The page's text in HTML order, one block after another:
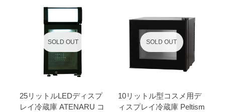
SOLD OUT
25リットルLEDディスプ
レイ冷蔵庫 ATENARU コ
SOLD OUT
10リットル型コスメ用デ
ィスプレイ冷蔵庫 Peltism